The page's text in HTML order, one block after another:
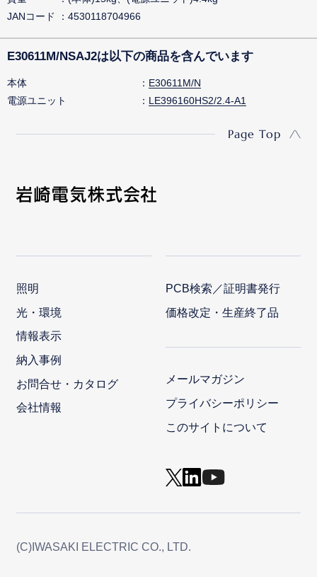
JANコード
4530118704966
E30611M/NSAJ2は以下の商品を含んでいます
本体
E30611M/N
電源ユニット
LE396160HS2/2.4-A1
Page Top
照明
光・環境
情報表示
納入事例
お問合せ・カタログ
会社情報
PCB検索／証明書発行
価格改定・生産終了品
メールマガジン
プライバシーポリシー
このサイトについて
(C)IWASAKI ELECTRIC CO., LTD.